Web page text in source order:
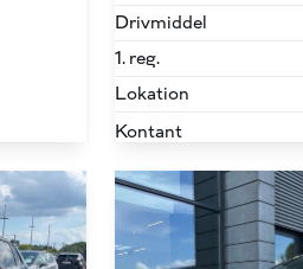
Drivmiddel
1. reg.
Lokation
Kontant